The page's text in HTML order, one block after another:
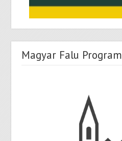
Magyar Falu Program